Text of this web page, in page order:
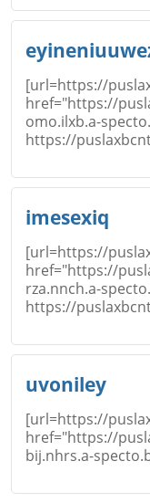
Коментар*
Email
[url=https://
href="https://
omo.ilxb.a-
https://
Email
imesexiq
[url=https://
href="https://
rza.nnch.a-
https://
Email
uvoniley
[url=https://
href="https://
bij.nhrs.a-